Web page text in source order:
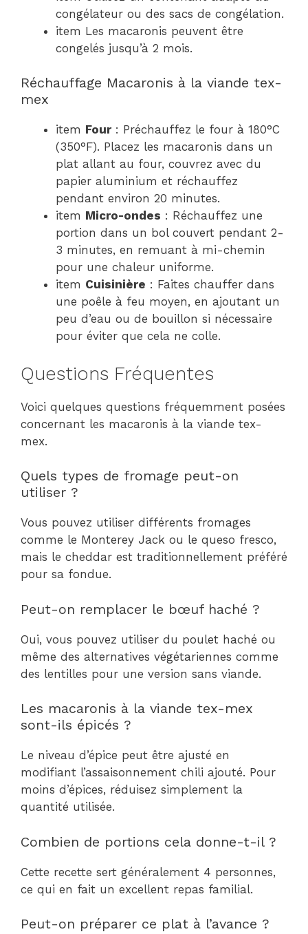
congélateur ou des sacs de congélation.
item Les macaronis peuvent être
congelés jusqu’à 2 mois.
Réchauffage Macaronis à la viande tex-
mex
item Four: Préchauffez le four à 180°C
(350°F). Placez les macaronis dans un
plat allant au four, couvrez avec du
papier aluminium et réchauffez
pendant environ 20 minutes.
item Micro-ondes : Réchauffez une
portion dans un bol couvert pendant 2-
3 minutes, en remuant à mi-chemin
pour une chaleur uniforme.
item Cuisinière : Faites chauffer dans
une poêle à feu moyen, en ajoutant un
peu d’eau ou de bouillon si nécessaire
pour éviter que cela ne colle.
Questions Fréquentes
Voici quelques questions fréquemment posées
concernant les macaronis à la viande tex-
mex.
Quels types de fromage peut-on
utiliser ?
Vous pouvez utiliser différents fromages
comme le Monterey Jack ou le queso fresco,
mais le cheddar est traditionnellement préféré
pour sa fondue.
Peut-on remplacer le bœuf haché ?
Oui, vous pouvez utiliser du poulet haché ou
même des alternatives végétariennes comme
des lentilles pour une version sans viande.
Les macaronis à la viande tex-mex
sont-ils épicés ?
Le niveau d’épice peut être ajusté en
modifiant l’assaisonnement chili ajouté. Pour
moins d’épices, réduisez simplement la
quantité utilisée.
Combien de portions cela donne-t-il ?
Cette recette sert généralement 4 personnes,
ce qui en fait un excellent repas familial.
Peut-on préparer ce plat à l’avance ?